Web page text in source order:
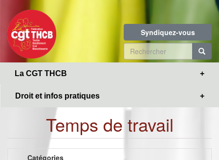
contenu
principal
Syndiquez-vous
Formulaire
de
La CGT THCB
Droit et infos pratiques
Temps de travail
Catégories